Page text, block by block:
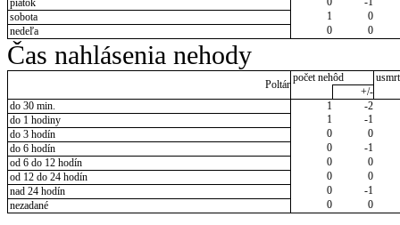
piatok
sobota
1
0
nedeľa
0 0
Čas nahlásenia nehody
Poltár
počet nehôd
+/-
do 30 min.
1
-2
do 1 hodiny
1
-1
do 3 hodín
0
0
do 6 hodín
0
-1
od 6 do 12 hodín
0
0
od 12 do 24 hodín
0
0
nad 24 hodín
0
-1
nezadané
0 0